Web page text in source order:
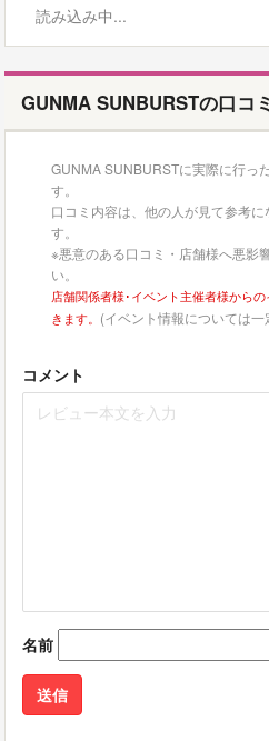
読み込み中...
GUNMA SUNBURSTの口コ
GUNMA SUNBURSTに実際に行っ
す。
口コミ内容は、他の人が見て参考
す。
※悪意のある口コミ・店舗様へ悪影
い。
店舗関係者様･イベント主催者様から
きます。 (イベント情報については
コメント
名前